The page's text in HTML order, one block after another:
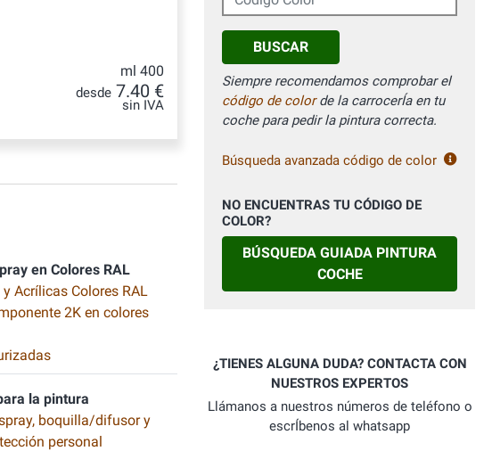
ml 400
desde 7.40 €
sin IVA
en Colores RAL
Acrílicas Colores RAL
2K en colores
la pintura
boquilla/difusor y
personal
BUSCAR
Siempre recomendamos comprobar el
código de colorde la carrocerÍa en tu
coche para pedir la pintura correcta.
Búsqueda avanzada código de color
NO ENCUENTRAS TU CÓDIGO DE
COLOR?
BÚSQUEDA GUIADA PINTURA
COCHE
¿TIENES ALGUNA DUDA? CONTACTA CON
NUESTROS EXPERTOS
Llámanos a nuestros números de teléfono o
escrÍbenos al whatsapp